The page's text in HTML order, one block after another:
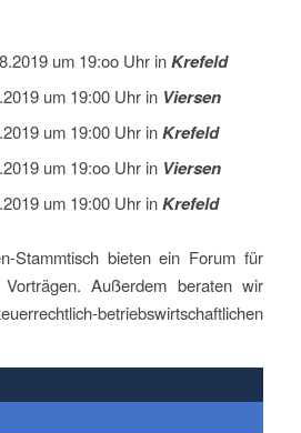
um 19:oo Uhr inKrefeld
um 19:00 Uhr in Viersen
um 19:00 Uhr inKrefeld
um 19:oo Uhr in Viersen
um 19:00 Uhr inKrefeld
Stammtisch bieten ein Forum für
Vorträgen. Außerdem beraten wir
betriebswirtschaftlichen